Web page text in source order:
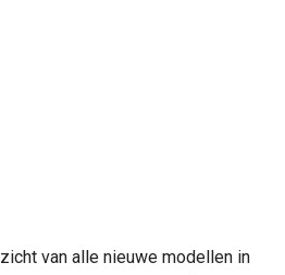
van alle nieuwe modellen in